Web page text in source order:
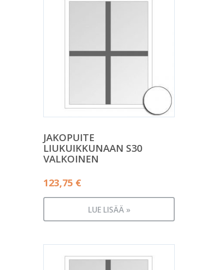
JAKOPUITE
LIUKUIKKUNAAN S30
VALKOINEN
123,75 €
LUE LISÄÄ »